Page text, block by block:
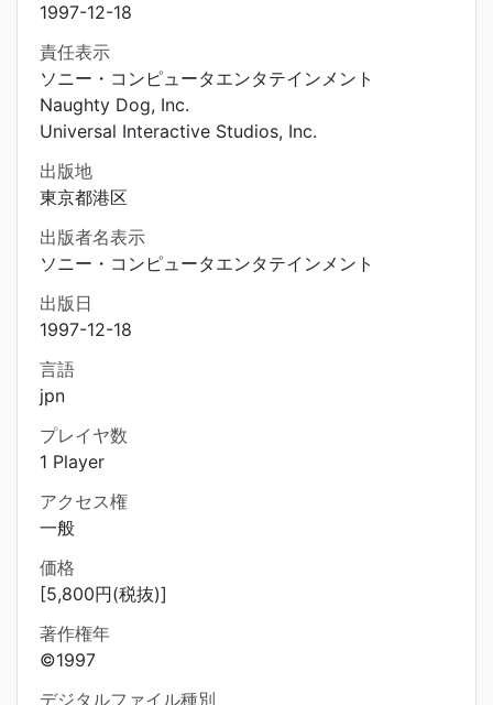
1997-12-18
責任表示
ソニー・コンピュータエンタテインメント
Naughty Dog, Inc.
Universal Interactive Studios, Inc.
出版地
東京都港区
出版者名表示
ソニー・コンピュータエンタテインメント
出版日
1997-12-18
言語
jpn
プレイヤ数
1 Player
アクセス権
一般
価格
[5,800円(税抜)]
著作権年
©1997
デジタルファイル種別